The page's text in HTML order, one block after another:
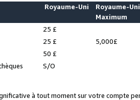
Royaume-Uni
Royaume-Uni
Maximum
25 £
25 £
5,000£
50 £
S/O
à tout moment sur votre compte